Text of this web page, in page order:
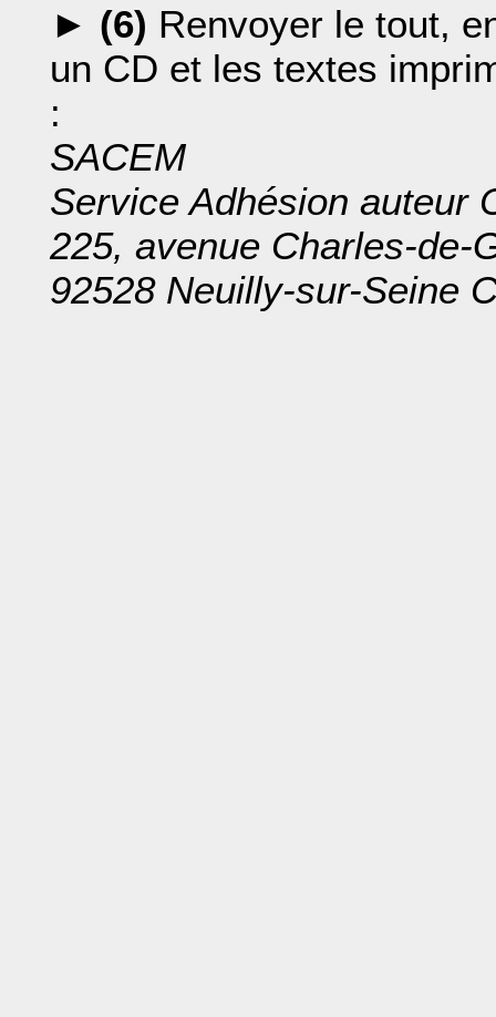
► (6) Renvoyer le tout,
un CD et les textes
:
SACEM
Service Adhésion auteur
225, avenue Charles-de-
92528 Neuilly-sur-Seine